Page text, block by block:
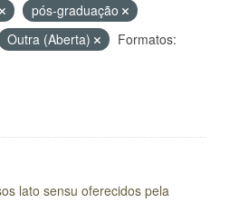
pós-graduação
Outra (Aberta)
Formatos:
lato sensu oferecidos pela